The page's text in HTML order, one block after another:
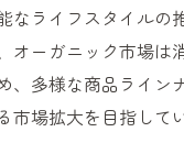
なライフスタイルの
オーガニック市場は
、多様な商品ライン
市場拡大を目指して